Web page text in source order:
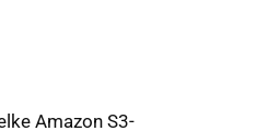
Amazon S3-